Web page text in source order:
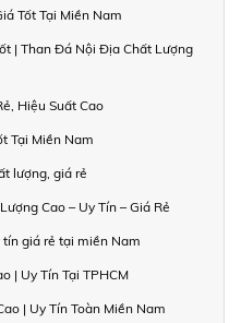
Tốt Tại Miền Nam
| Than Đá Nội Địa Chất Lượng
Hiệu Suất Cao
Tại Miền Nam
lượng, giá rẻ
Cao – Uy Tín – Giá Rẻ
giá rẻ tại miền Nam
| Uy Tín Tại TPHCM
| Uy Tín Toàn Miền Nam